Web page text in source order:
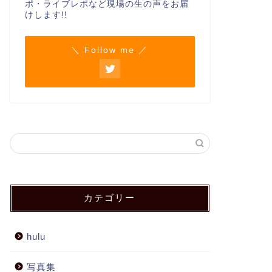
ポ・ライブレポなど現場の生の声をお届
けします!!
＼ Follow me ／
カテゴリー
hulu
写真集